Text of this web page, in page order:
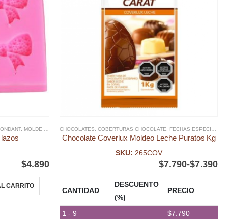
PLÁSTICO DIA DE LA MADRE
, MOLDE FONDANT ,MOLDES SILICONA, ACRILICO Y PLÁSTICO DIA DE LA MADRE
$4.890
CARRITO
CHOCOLATES COBERTURAS CHOCOLATE FECHAS ESPECIALES
Chocolate Coverlux Moldeo Leche Puratos Kg
SKU: 265COV
$7.390
-
$7.790
CANTIDAD
DESCUENTO
(%)
PRECIO
1 - 9 — $7.790